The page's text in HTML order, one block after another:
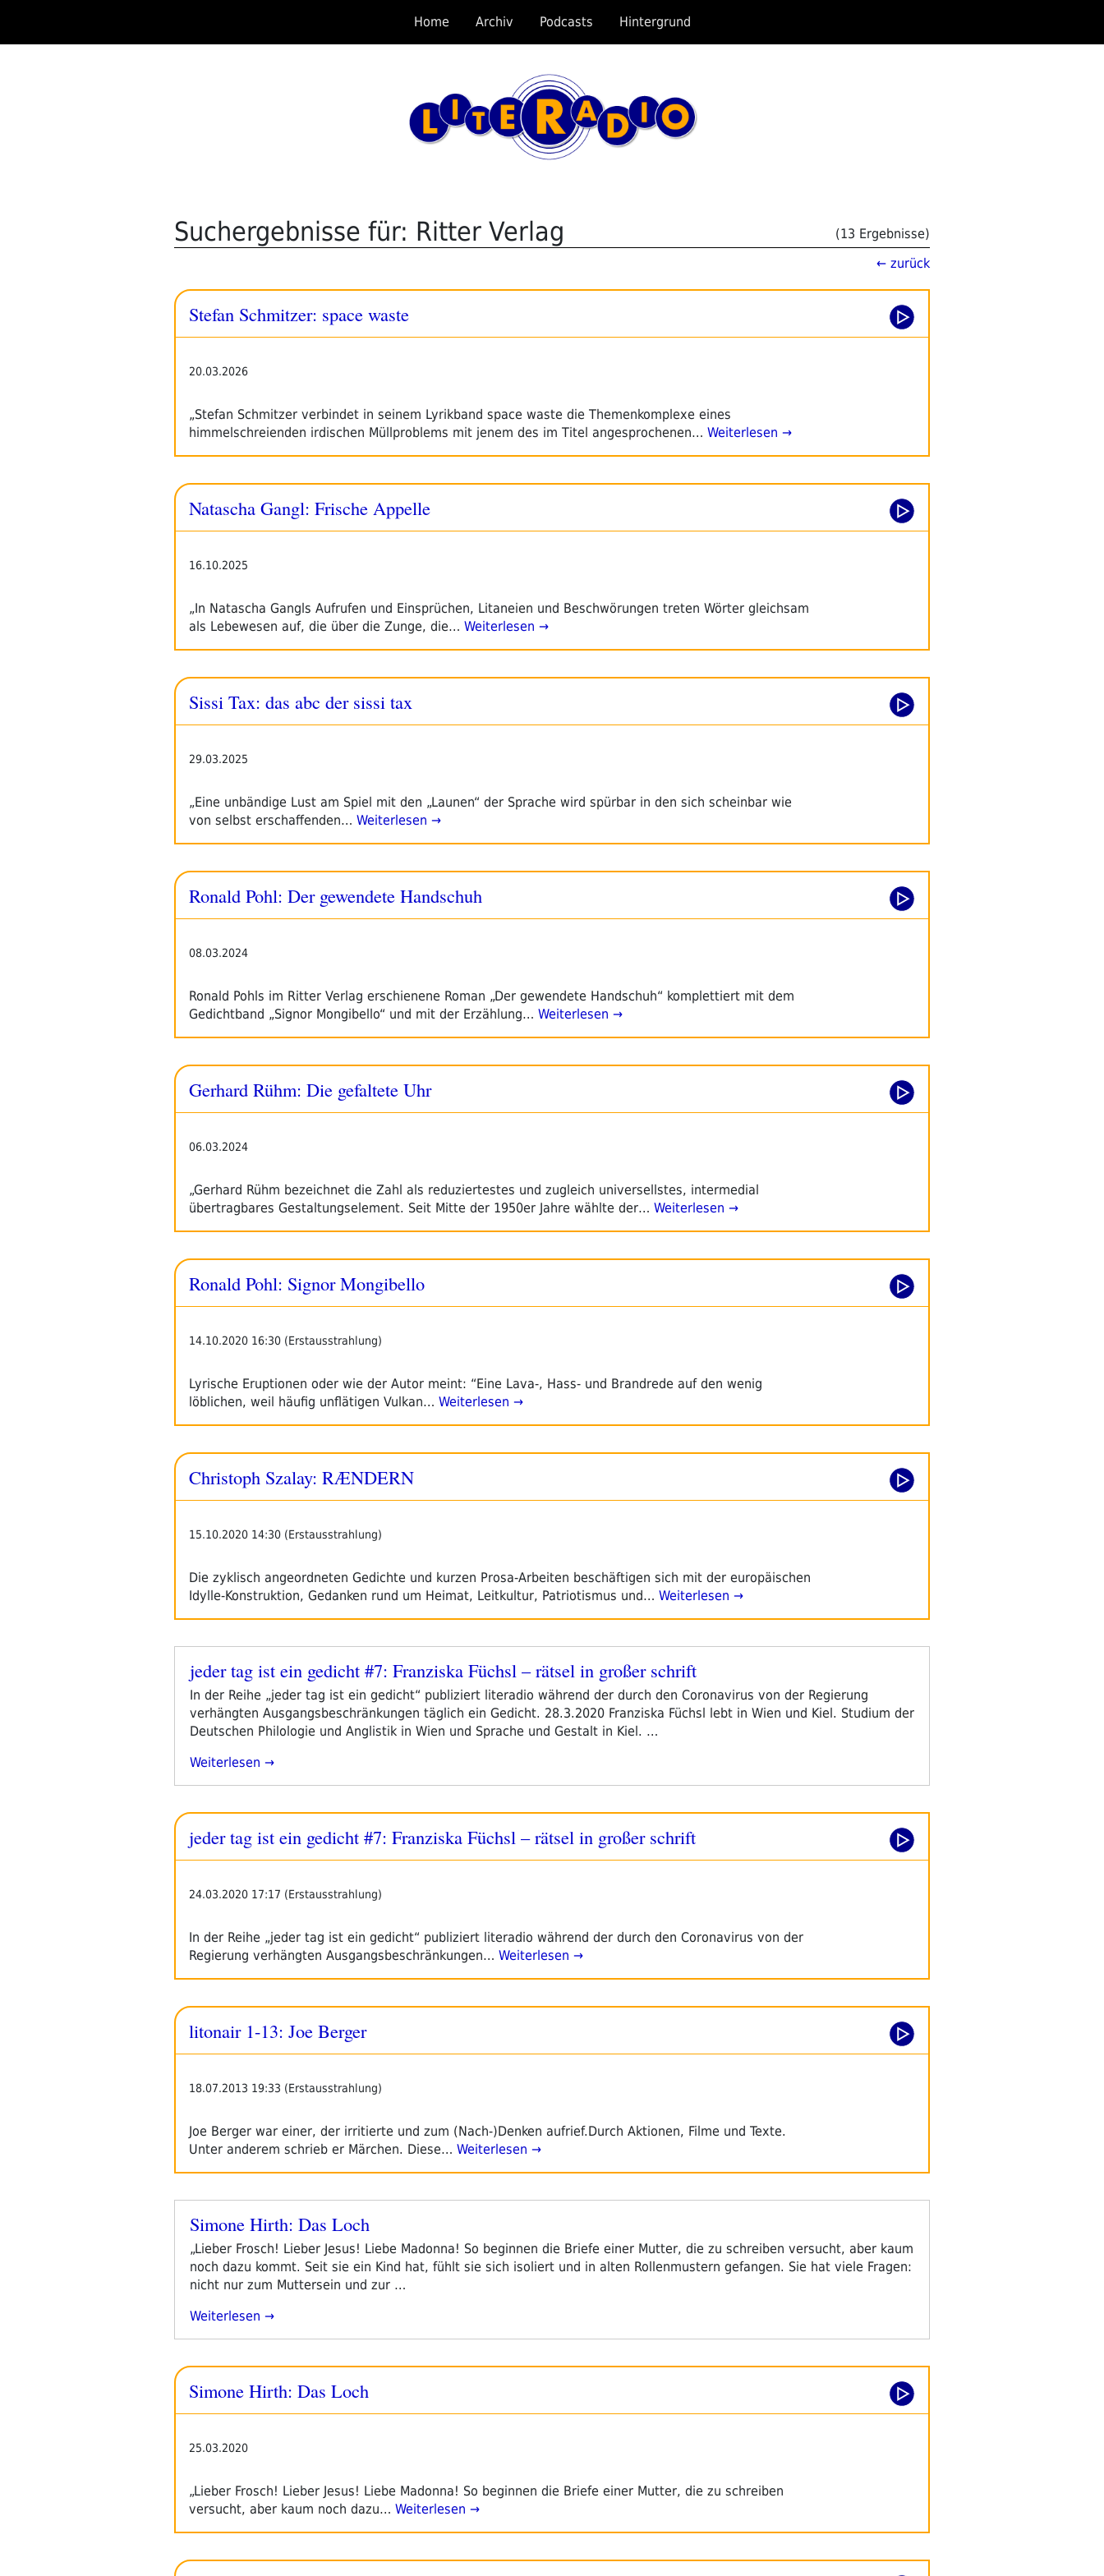
springen
Home Archiv Podcasts Hintergrund
Suchergebnisse für: Ritter Verlag
(13 Ergebnisse)
← zurück
Stefan Schmitzer: space waste
20.03.2026
„Stefan Schmitzer verbindet in seinem Lyrikband space waste die Themenkomplexe eines
himmelschreienden irdischen Müllproblems mit jenem des im Titel angesprochenen… Weiterlesen →
Natascha Gangl: Frische Appelle
16.10.2025
„In Natascha Gangls Aufrufen und Einsprüchen, Litaneien und Beschwörungen treten Wörter gleichsam
als Lebewesen auf, die über die Zunge, die… Weiterlesen →
Sissi Tax: das abc der sissi tax
29.03.2025
„Eine unbändige Lust am Spiel mit den „Launen“ der Sprache wird spürbar in den sich scheinbar wie
von selbst erschaffenden… Weiterlesen →
Ronald Pohl: Der gewendete Handschuh
08.03.2024
Ronald Pohls im Ritter Verlag erschienene Roman „Der gewendete Handschuh“ komplettiert mit dem
Gedichtband „Signor Mongibello“ und mit der Erzählung… Weiterlesen →
Gerhard Rühm: Die gefaltete Uhr
06.03.2024
„Gerhard Rühm bezeichnet die Zahl als reduziertestes und zugleich universellstes, intermedial
übertragbares Gestaltungselement. Seit Mitte der 1950er Jahre wählte der… Weiterlesen →
Ronald Pohl: Signor Mongibello
14.10.2020 16:30 (Erstausstrahlung)
Lyrische Eruptionen oder wie der Autor meint: “Eine Lava-, Hass- und Brandrede auf den wenig
löblichen, weil häufig unflätigen Vulkan… Weiterlesen →
Christoph Szalay: RÆNDERN
15.10.2020 14:30 (Erstausstrahlung)
Die zyklisch angeordneten Gedichte und kurzen Prosa-Arbeiten beschäftigen sich mit der europäischen
Idylle-Konstruktion, Gedanken rund um Heimat, Leitkultur, Patriotismus und… Weiterlesen →
Veröffentlicht
am
jeder tag ist ein gedicht #7: Franziska Füchsl – rätsel in großer schrift
In der Reihe „jeder tag ist ein gedicht“ publiziert literadio während der durch den Coronavirus von der Regierung
verhängten Ausgangsbeschränkungen täglich ein Gedicht. 28.3.2020 Franziska Füchsl lebt in Wien und Kiel. Studium der
Deutschen Philologie und Anglistik in Wien und Sprache und Gestalt in Kiel. …
„jeder
Ein
Gedicht
#7:
Füchsl
In
Großer
Schrift“
Weiterlesen
jeder tag ist ein gedicht #7: Franziska Füchsl – rätsel in großer schrift
24.03.2020 17:17 (Erstausstrahlung)
In der Reihe „jeder tag ist ein gedicht“ publiziert literadio während der durch den Coronavirus von der
Regierung verhängten Ausgangsbeschränkungen… Weiterlesen →
litonair 1-13: Joe Berger
18.07.2013 19:33 (Erstausstrahlung)
Joe Berger war einer, der irritierte und zum (Nach-)Denken aufrief.Durch Aktionen, Filme und Texte.
Unter anderem schrieb er Märchen. Diese… Weiterlesen →
Veröffentlicht
Simone Hirth: Das Loch
„Lieber Frosch! Lieber Jesus! Liebe Madonna! So beginnen die Briefe einer Mutter, die zu schreiben versucht, aber kaum
noch dazu kommt. Seit sie ein Kind hat, fühlt sie sich isoliert und in alten Rollenmustern gefangen. Sie hat viele Fragen:
nicht nur zum Muttersein und zur …
„Simone
Loch“
Weiterlesen
Simone Hirth: Das Loch
25.03.2020
„Lieber Frosch! Lieber Jesus! Liebe Madonna! So beginnen die Briefe einer Mutter, die zu schreiben
versucht, aber kaum noch dazu… Weiterlesen →